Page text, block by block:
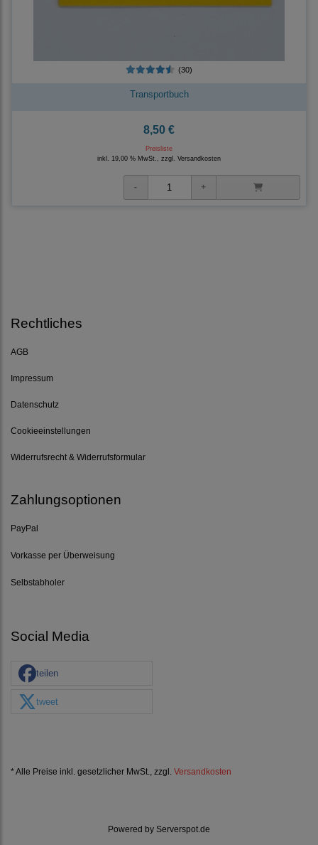
(30)
Transportbuch
8,50 €
Preisliste
inkl. 19,00 % MwSt., zzgl. Versandkosten
Rechtliches
AGB
Impressum
Datenschutz
Cookieeinstellungen
Widerrufsrecht & Widerrufsformular
Zahlungsoptionen
PayPal
Vorkasse per Überweisung
Selbstabholer
Social Media
teilen
tweet
* Alle Preise inkl. gesetzlicher MwSt., zzgl. Versandkosten
Powered by Serverspot.de